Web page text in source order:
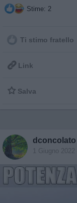
Stime: 2
Ti stimo fratello
 Link
 Salva
dconcolato
1 Giugno 2022